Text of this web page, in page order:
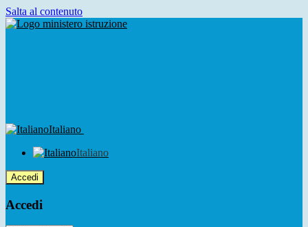
Salta al contenuto
Italiano
Italiano
Accedi
Accedi